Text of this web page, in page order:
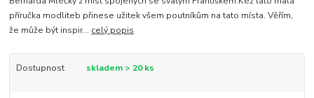
příručka modliteb přinese užitek všem poutníkům na tato místa. Věřím,
že může být inspir... celý popis
Dostupnost skladem > 20 ks